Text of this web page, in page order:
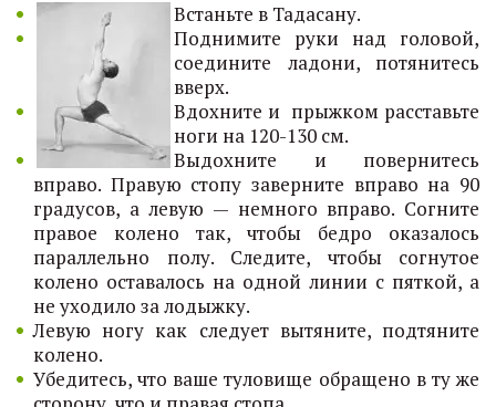
Встаньте в Тадасану.
Поднимите руки над головой,
соедините ладони, потянитесь
вверх.
Вдохните и прыжком расставьте
ноги на 120-130 см.
Выдохните и повернитесь
вправо. Правую стопу заверните вправо на 90
градусов, а левую — немного вправо. Согните
правое колено так, чтобы бедро оказалось
параллельно полу. Следите, чтобы согнутое
колено оставалось на одной линии с пяткой, а
не уходило за лодыжку.
Левую ногу как следует вытяните, подтяните
колено.
Убедитесь, что ваше туловище обращено в ту же